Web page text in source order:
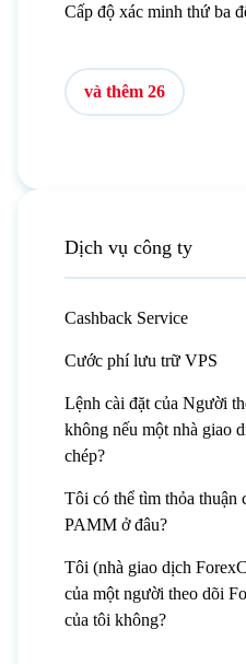
Cấp độ xác minh thứ ba
và thêm 26
Dịch vụ công ty
Cashback Service
Cước phí lưu trữ VPS
Lệnh cài đặt của Người
không nếu một nhà giao
chép?
Tôi có thể tìm thỏa thuận
PAMM ở đâu?
Tôi (nhà giao dịch
của một người theo dõi
của tôi không?